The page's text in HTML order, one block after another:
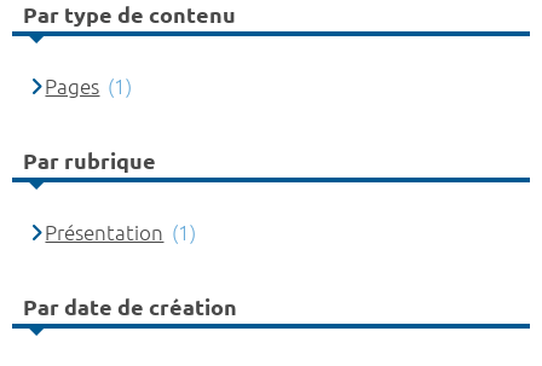
Par type de contenu
Pages (1)
Par rubrique
Présentation (1)
Par date de création